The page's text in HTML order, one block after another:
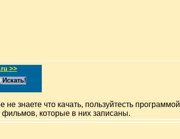
>>
знаете что качать, пользуйтесть программой
которые в них записаны.